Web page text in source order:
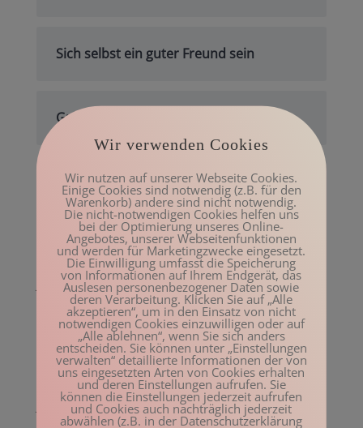
Sich selbst ein guter Freund sein
Gute Gründe für Bewegung
Archiv
Mai 2023
März 2023
Februar 2023
Januar 2023
Dezember 2022
November 2022
Oktober 2022
August 2022
Juli 2022
Wir verwenden Cookies
Wir nutzen auf unserer Webseite Cookies.
Einige Cookies sind notwendig (z.B. für den
Warenkorb) andere sind nicht notwendig.
Die nicht-notwendigen Cookies helfen uns
bei der Optimierung unseres Online-
Angebotes, unserer Webseitenfunktionen
und werden für Marketingzwecke eingesetzt.
Die Einwilligung umfasst die Speicherung
von Informationen auf Ihrem Endgerät, das
Auslesen personenbezogener Daten sowie
deren Verarbeitung. Klicken Sie auf „Alle
akzeptieren“, um in den Einsatz von nicht
notwendigen Cookies einzuwilligen oder auf
„Alle ablehnen“, wenn Sie sich anders
entscheiden. Sie können unter „Einstellungen
verwalten“ detaillierte Informationen der von
uns eingesetzten Arten von Cookies erhalten
und deren Einstellungen aufrufen. Sie
können die Einstellungen jederzeit aufrufen
und Cookies auch nachträglich jederzeit
abwählen (z.B. in der Datenschutzerklärung